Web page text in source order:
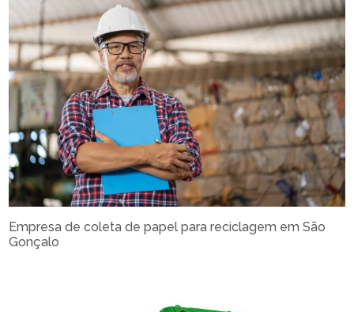
Empresa de coleta de papel para reciclagem em São
Gonçalo